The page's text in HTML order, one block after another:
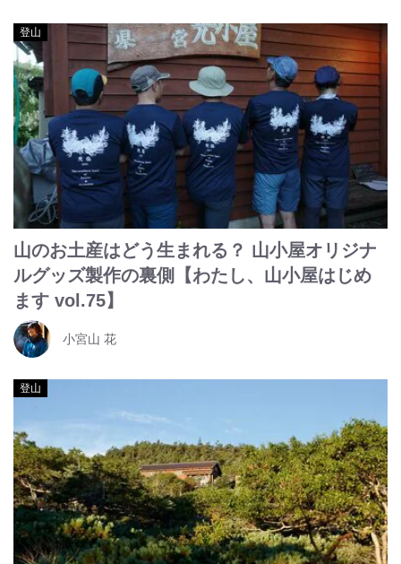
登山
山のお土産はどう生まれる？ 山小屋オリジナ
ルグッズ製作の裏側【わたし、山小屋はじめ
ます vol.75】
小宮山 花
登山